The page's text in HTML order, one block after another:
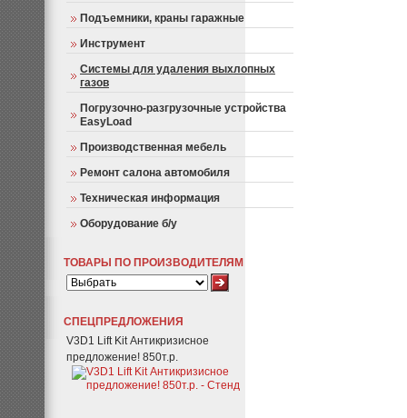
Подъемники, краны гаражные
Инструмент
Системы для удаления выхлопных
газов
Погрузочно-разгрузочные устройства
EasyLoad
Производственная мебель
Ремонт салона автомобиля
Техническая информация
Оборудование б/у
ТОВАРЫ ПО ПРОИЗВОДИТЕЛЯМ
СПЕЦПРЕДЛОЖЕНИЯ
V3D1 Lift Kit Антикризисное
предложение! 850т.р.